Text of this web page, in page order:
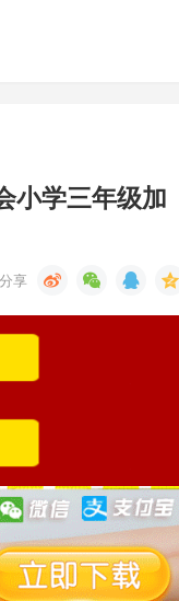
小学三年级加